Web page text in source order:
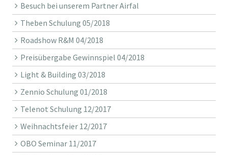
Besuch bei unserem Partner Airfal
Theben Schulung 05/2018
Roadshow R&M 04/2018
Preisübergabe Gewinnspiel 04/2018
Light & Building 03/2018
Zennio Schulung 01/2018
Telenot Schulung 12/2017
Weihnachtsfeier 12/2017
OBO Seminar 11/2017